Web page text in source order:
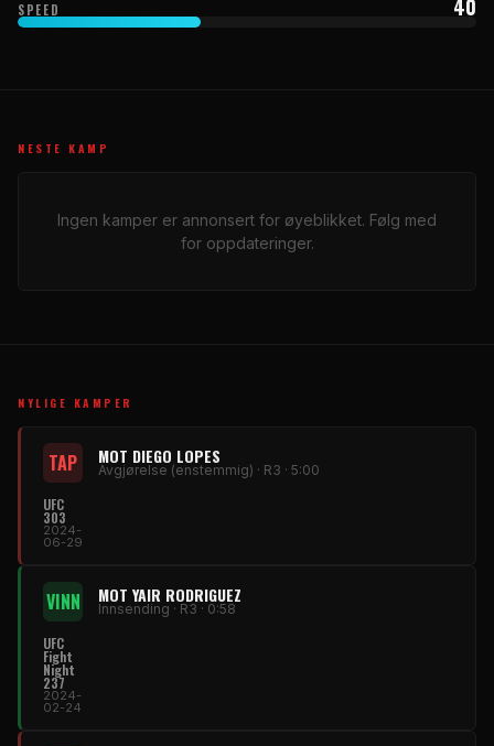
SPEED 40
NESTE KAMP
Ingen kamper er annonsert for øyeblikket. Følg med
for oppdateringer.
NYLIGE KAMPER
TAP MOT DIEGO LOPES
Avgjørelse (enstemmig) · R3 · 5:00
UFC
303
2024-
06-29
VINN MOT YAIR RODRIGUEZ
Innsending · R3 · 0:58
UFC
Fight
Night
237
2024-
02-24